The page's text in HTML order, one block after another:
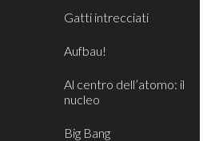
Gatti intrecciati
Aufbau!
Al centro dell’atomo: il
nucleo
Big Bang